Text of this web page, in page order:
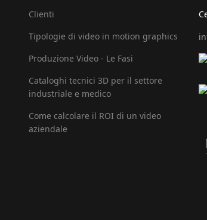
Clienti
Tipologie di video in motion graphics
Produzione Video - Le Fasi
Cataloghi tecnici 3D per il settore
industriale e medico
Come calcolare il ROI di un video
aziendale